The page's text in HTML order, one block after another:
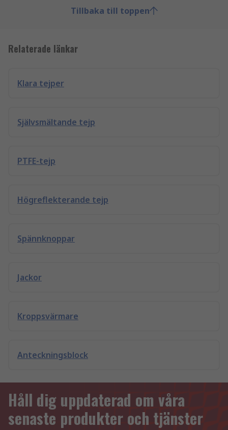
Tillbaka till toppen
Relaterade länkar
Klara tejper
Självsmältande tejp
PTFE-tejp
Högreflekterande tejp
Spännknoppar
Jackor
Kroppsvärmare
Anteckningsblock
Håll dig uppdaterad om våra
senaste produkter och tjänster